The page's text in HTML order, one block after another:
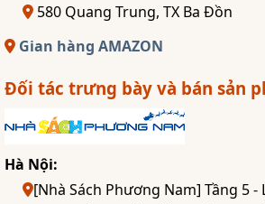
580 Quang Trung, TX Ba Đồn
Gian hàng AMAZON
Đối tác trưng bày và bán sản
Hà Nội:
[Nhà Sách Phương Nam] Tầng 5 -